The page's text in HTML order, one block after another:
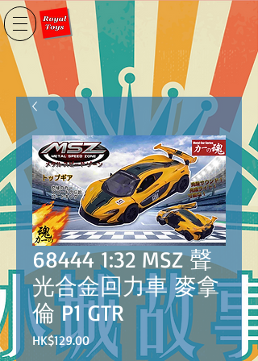
68444 1:32 MSZ 聲
光合金回力車 麥拿
倫 P1 GTR
HK$129.00價
格